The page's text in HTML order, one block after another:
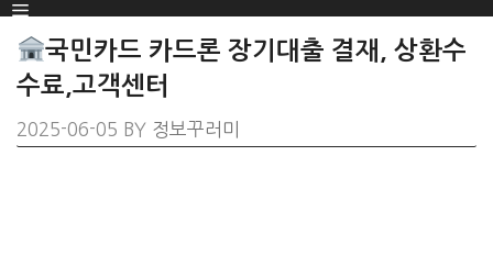
SKIP
TO
CONTENT
Menu
국민카드 카드론 장기대출 결재, 상환수
수료,고객센터
2025-06-05 BY 정보꾸러미